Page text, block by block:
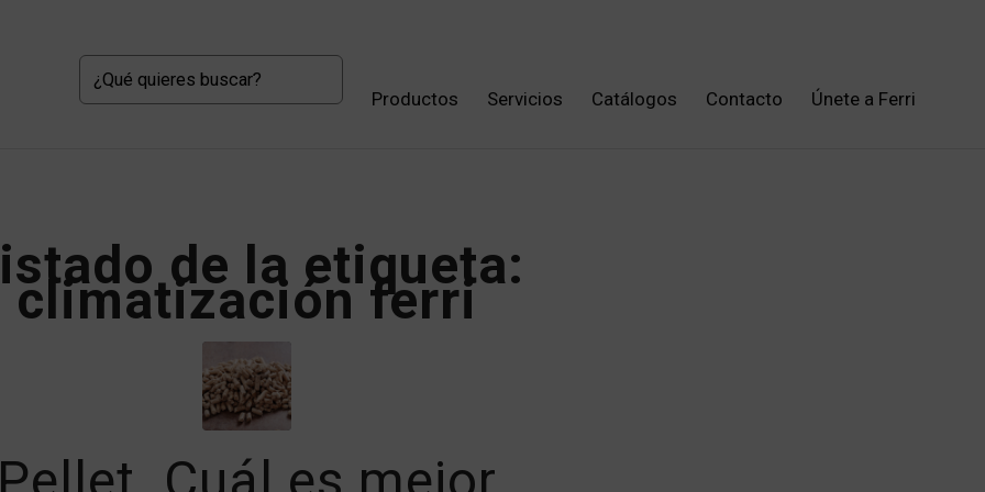
Productos Servicios Catálogos Contacto Únete a Ferri
de la etiqueta:
climatización ferri